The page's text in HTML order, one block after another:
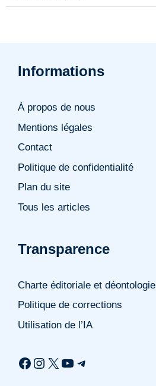
Informations
À propos de nous
Mentions légales
Contact
Politique de confidentialité
Plan du site
Tous les articles
Transparence
Charte éditoriale et déontologie
Politique de corrections
Utilisation de l’IA
Facebook
Instagram
X YouTube
Telegram